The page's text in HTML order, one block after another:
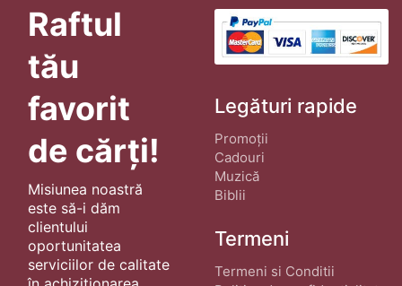
Raftul
tău
favorit
de cărți!
Misiunea noastră
este să-i dăm
clientului
oportunitatea
serviciilor de calitate
Legături rapide
Promoții
Cadouri
Muzică
Biblii
Termeni
Termeni si Conditii